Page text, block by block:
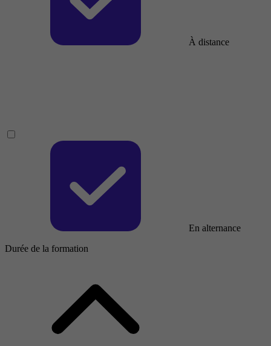
À distance
En alternance
Durée de la formation